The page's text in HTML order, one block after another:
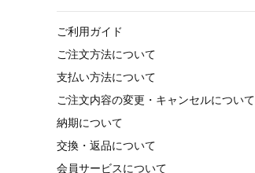
ご利用ガイド
ご注文方法について
支払い方法について
ご注文内容の変更・キャンセルについて
納期について
交換・返品について
会員サービスについて